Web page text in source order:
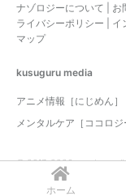
ホーム
ナゾロジーについて お
ライバシーポリシー
イ
マップ
kusuguru media
アニメ情報［にじめん］
メンタルケア［ココロジ
© 2017-2026 nazology. all